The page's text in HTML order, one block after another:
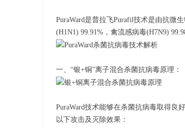
PuraWard是普拉飞Purafil技术是由抗微
(H1N1) 99.91%，禽流感病毒(H7N9)
一、“银+铜”离子混合杀菌抗病毒原理：
PuraWard技术能够在杀菌抗病毒取得良
以下攻击及灭除效果：